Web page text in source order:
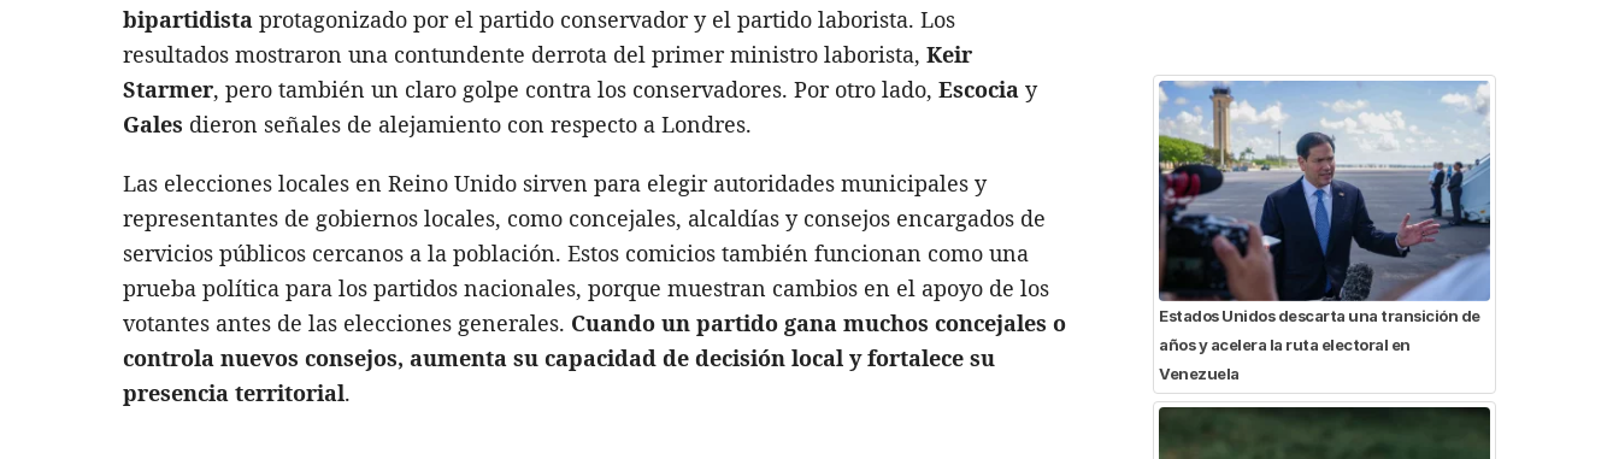
bipartidista protagonizado por el partido conservador y el partido laborista. Los
resultados mostraron una contundente derrota del primer ministro laborista, Keir
Starmer, pero también un claro golpe contra los conservadores. Por otro lado, Escocia y
Gales dieron señales de alejamiento con respecto a Londres.
Las elecciones locales en Reino Unido sirven para elegir autoridades municipales y
representantes de gobiernos locales, como concejales, alcaldías y consejos encargados de
servicios públicos cercanos a la población. Estos comicios también funcionan como una
prueba política para los partidos nacionales, porque muestran cambios en el apoyo de los
votantes antes de las elecciones generales. Cuando un partido gana muchos concejales o
controla nuevos consejos, aumenta su capacidad de decisión local y fortalece su
presencia territorial.
Estados Unidos descarta una transición de
años y acelera la ruta electoral en
Venezuela